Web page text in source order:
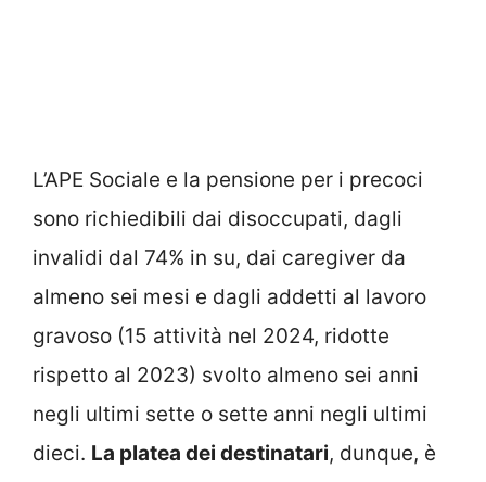
L’APE Sociale e la pensione per i precoci
sono richiedibili dai disoccupati, dagli
invalidi dal 74% in su, dai caregiver da
almeno sei mesi e dagli addetti al lavoro
gravoso (15 attività nel 2024, ridotte
rispetto al 2023) svolto almeno sei anni
negli ultimi sette o sette anni negli ultimi
dieci. La platea dei destinatari, dunque, è